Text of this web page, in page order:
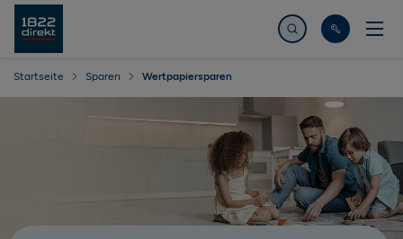
Jetzt suchen
Startseite Sparen Wertpapiersparen